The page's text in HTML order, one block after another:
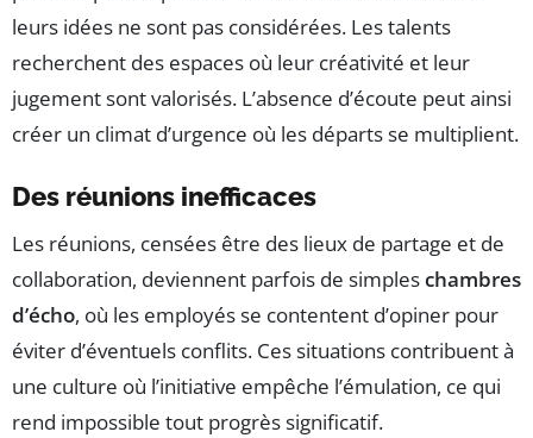
leurs idées ne sont pas considérées. Les talents
recherchent des espaces où leur créativité et leur
jugement sont valorisés. L’absence d’écoute peut ainsi
créer un climat d’urgence où les départs se multiplient.
Des réunions inefficaces
Les réunions, censées être des lieux de partage et de
collaboration, deviennent parfois de simpleschambres
d’écho, où les employés se contentent d’opiner pour
éviter d’éventuels conflits. Ces situations contribuent à
une culture où l’initiative empêche l’émulation, ce qui
rend impossible tout progrès significatif.